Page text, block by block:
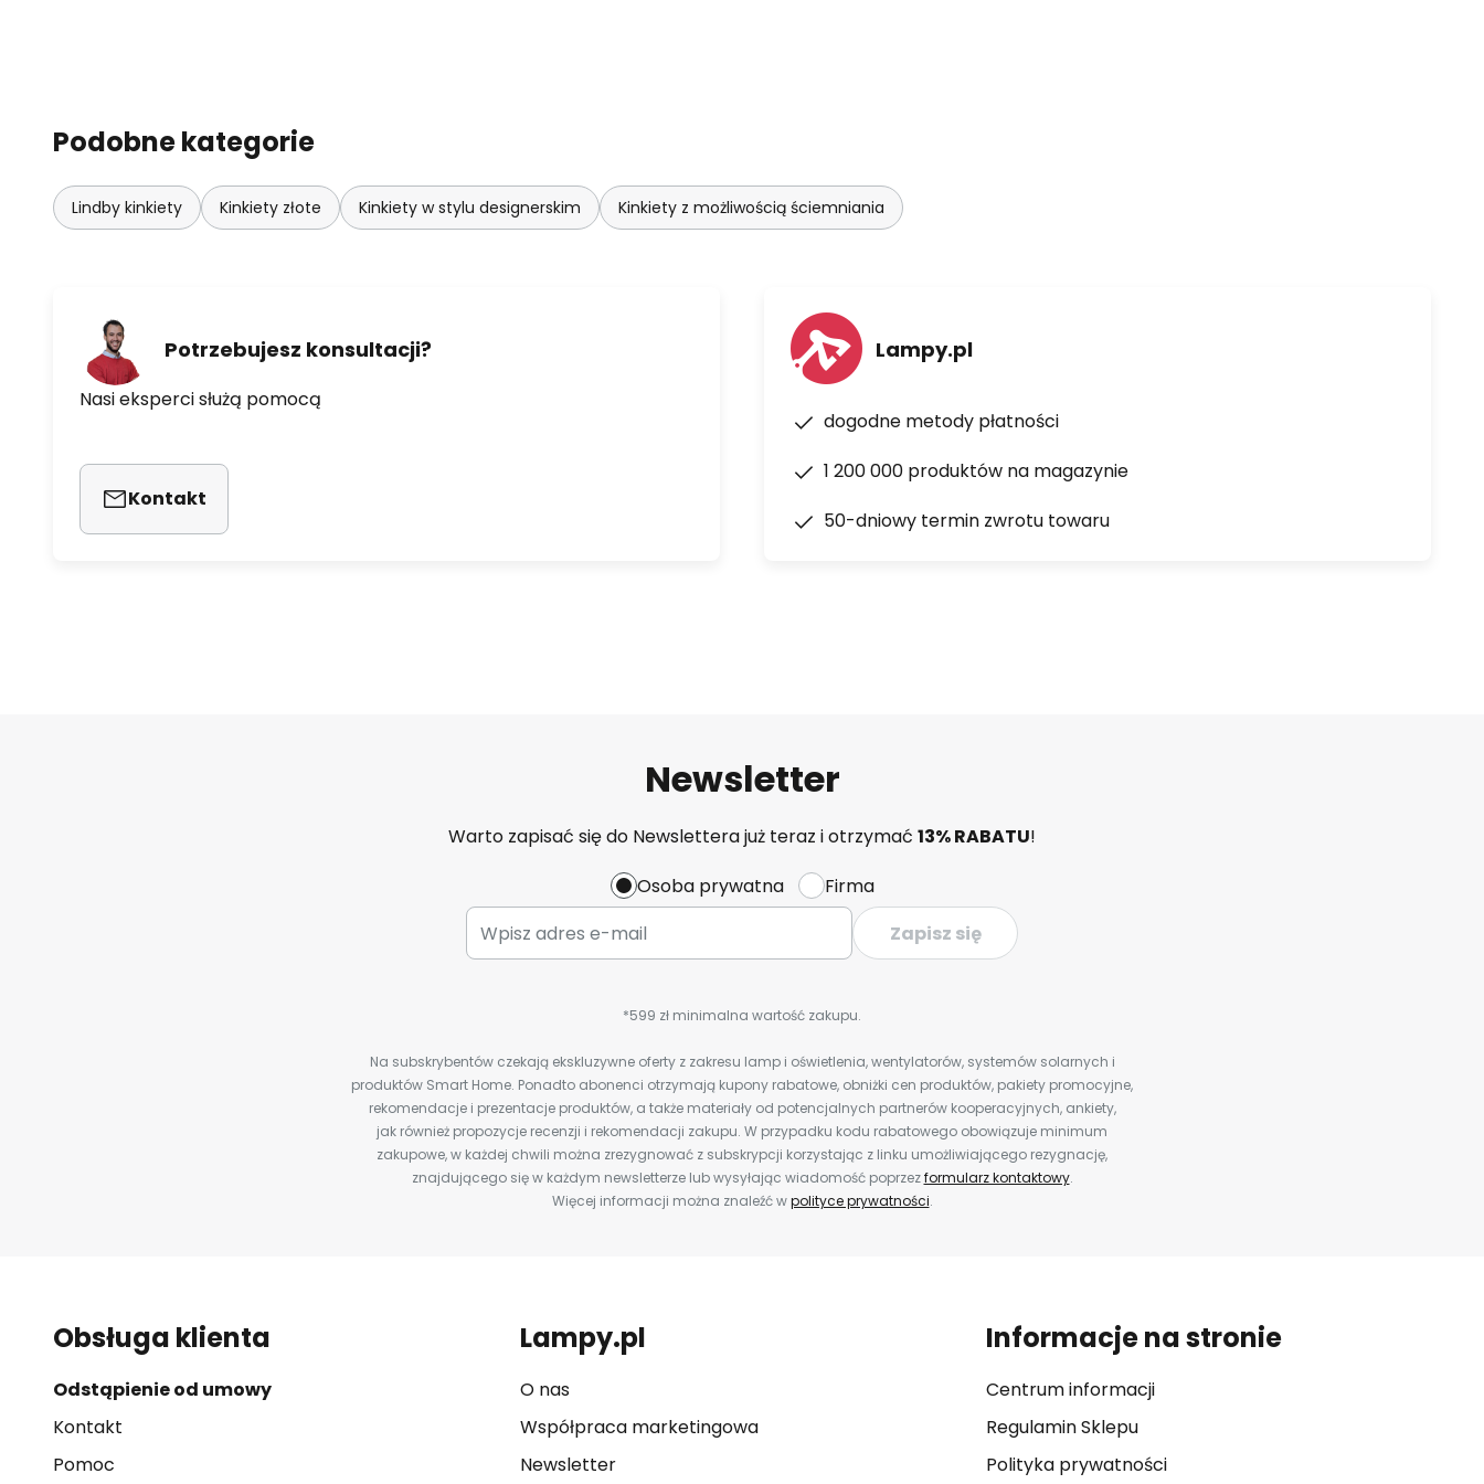
Podobne kategorie
Lindby kinkiety Kinkiety złote Kinkiety w stylu designerskim Kinkiety z możliwością ściemniania
Potrzebujesz konsultacji?
Nasi eksperci służą pomocą
Kontakt
Lampy.pl
dogodne metody płatności
1 200 000 produktów na magazynie
50-dniowy termin zwrotu towaru
Newsletter
Warto zapisać się do Newslettera już teraz i otrzymać 13% RABATU!
Osoba prywatna
Firma
Zapisz się
*599 zł minimalna wartość zakupu.
Na subskrybentów czekają ekskluzywne oferty z zakresu lamp i oświetlenia, wentylatorów, systemów solarnych i
produktów Smart Home. Ponadto abonenci otrzymają kupony rabatowe, obniżki cen produktów, pakiety promocyjne,
rekomendacje i prezentacje produktów, a także materiały od potencjalnych partnerów kooperacyjnych, ankiety,
jak również propozycje recenzji i rekomendacji zakupu. W przypadku kodu rabatowego obowiązuje minimum
zakupowe, w każdej chwili można zrezygnować z subskrypcji korzystając z linku umożliwiającego rezygnację,
znajdującego się w każdym newsletterze lub wysyłając wiadomość poprzezformularz kontaktowy.
Więcej informacji można znaleźć wpolityce prywatności.
Obsługa klienta
Odstąpienie od umowy
Kontakt
Pomoc
Lampy.pl
O nas
Współpraca marketingowa
Newsletter
Informacje na stronie
Centrum informacji
Regulamin Sklepu
Polityka prywatności